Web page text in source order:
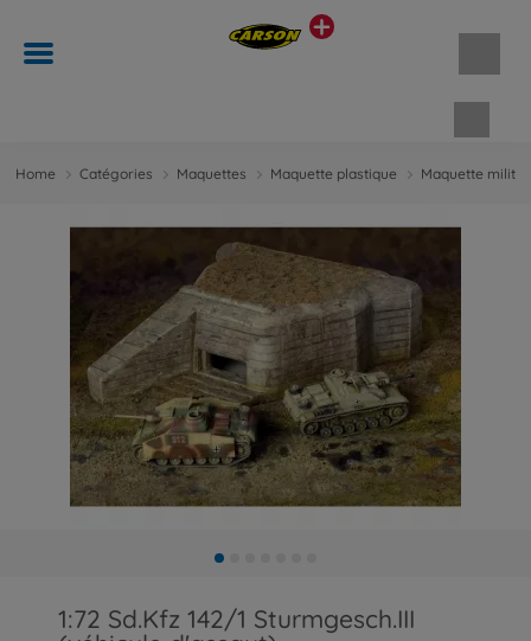
Home Catégories Maquettes Maquette plastique Maquette
1:72 Sd.Kfz 142/1 Sturmgesch.III